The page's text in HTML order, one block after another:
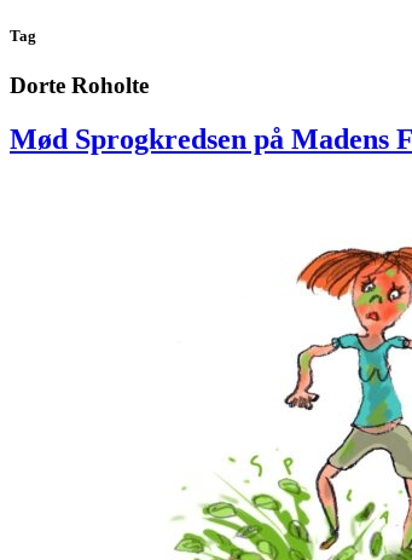
Tag
Dorte Roholte
Mød Sprogkredsen på Madens